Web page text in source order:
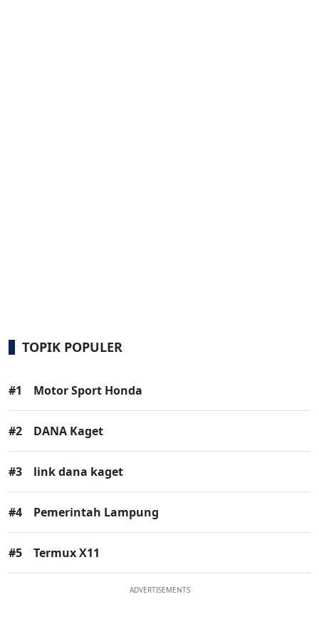
TOPIK POPULER
#1 Motor Sport Honda
#2 DANA Kaget
#3 link dana kaget
#4 Pemerintah Lampung
#5 Termux X11
ADVERTISEMENTS